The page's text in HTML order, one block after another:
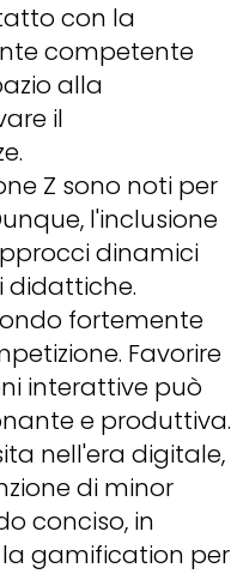
con la
competente
alla
il
Z sono noti per
l'inclusione
dinamici
didattiche.
fortemente
Favorire
interattive può
e produttiva.
nell'era digitale,
di minor
conciso, in
gamification per